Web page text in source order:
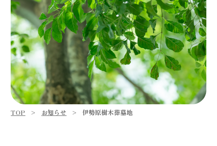
TOP お知らせ 伊勢原樹木葬墓地